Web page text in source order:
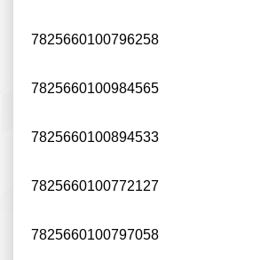
7825660100796258
7825660100984565
7825660100894533
7825660100772127
7825660100797058